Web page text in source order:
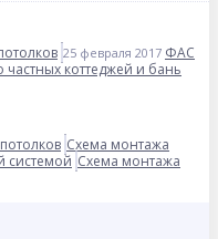
25 февраля 2017 ФАС
коттеджей и бань
Схема монтажа
системой Схема монтажа